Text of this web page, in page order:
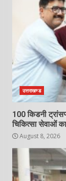
उत्तराखण्ड
100 किडनी
चिकित्सा सेवाओं
August 8, 2026